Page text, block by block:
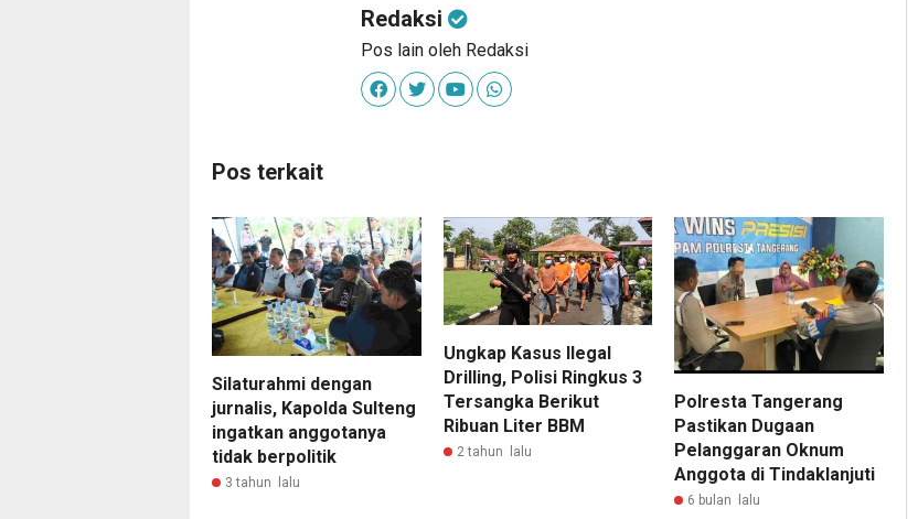
Redaksi
Pos lain oleh Redaksi
Pos terkait
Silaturahmi dengan
jurnalis, Kapolda Sulteng
ingatkan anggotanya
tidak berpolitik
3 tahun lalu
Ungkap Kasus Ilegal
Drilling, Polisi Ringkus 3
Tersangka Berikut
Ribuan Liter BBM
2 tahun lalu
Polresta Tangerang
Pastikan Dugaan
Pelanggaran Oknum
Anggota di Tindaklanjuti
6 bulan lalu